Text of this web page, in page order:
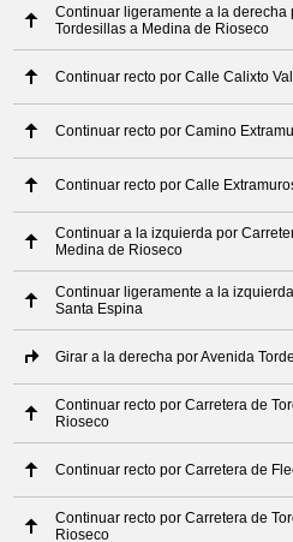
Continuar ligeramente a la derecha
Tordesillas a Medina de Rioseco
Continuar recto por Calle Calixto
Continuar recto por Camino
Continuar recto por Calle
Continuar a la izquierda por
Medina de Rioseco
Continuar ligeramente a la
Santa Espina
Girar a la derecha por Avenida
Continuar recto por Carretera de
Rioseco
Continuar recto por Carretera de
Continuar recto por Carretera de
Rioseco